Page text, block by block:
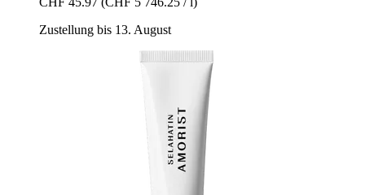
Zustellung bis 13. August